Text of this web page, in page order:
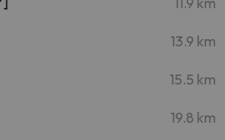
13.9 km
15.5 km
19.8 km